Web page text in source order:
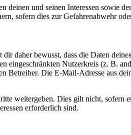
deinen und seinen Interessen sowie
sofern dies zur Gefahrenabwehr
daher bewusst, dass die Daten
eingeschränkten Nutzerkreis (z. B.
Betreiber. Die E-Mail-Adresse aus
weitergeben. Dies gilt nicht, sofern
erforderlich sind.